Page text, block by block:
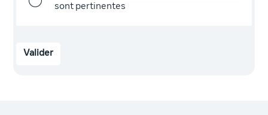
sont pertinentes
Valider